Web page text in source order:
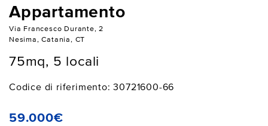
Appartamento
Via Francesco Durante, 2
Nesima, Catania, CT
75mq, 5 locali
Codice di riferimento: 30721600-66
59.000€